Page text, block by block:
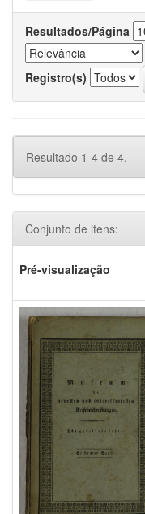
Resultados/Página
Registro(s)
Resultado 1-4 de 4.
Conjunto de itens:
Pré-visualização